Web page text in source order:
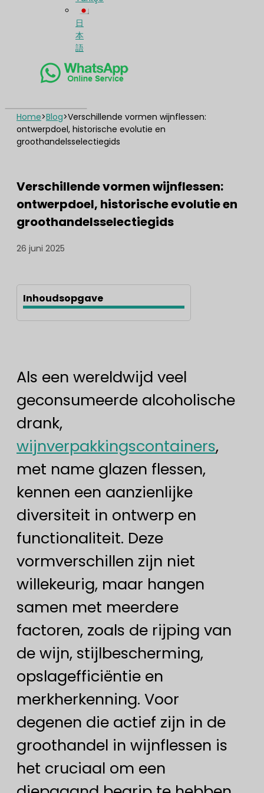
日
本
語
Home>Blog>Verschillende vormen wijnflessen:
ontwerpdoel, historische evolutie en
groothandelsselectiegids
Verschillende vormen wijnflessen:
ontwerpdoel, historische evolutie en
groothandelsselectiegids
26 juni 2025
Inhoudsopgave
Als een wereldwijd veel
geconsumeerde alcoholische
drank,
wijnverpakkingscontainers,
met name glazen flessen,
kennen een aanzienlijke
diversiteit in ontwerp en
functionaliteit. Deze
vormverschillen zijn niet
willekeurig, maar hangen
samen met meerdere
factoren, zoals de rijping van
de wijn, stijlbescherming,
opslagefficiëntie en
merkherkenning. Voor
degenen die actief zijn in de
groothandel in wijnflessen is
het cruciaal om een